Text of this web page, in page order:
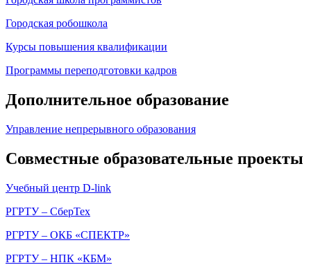
Городская робошкола
Курсы повышения квалификации
Программы переподготовки кадров
Дополнительное образование
Управление непрерывного образования
Совместные образовательные проекты
Учебный центр D-link
РГРТУ – СберТех
РГРТУ – ОКБ «СПЕКТР»
РГРТУ – НПК «КБМ»